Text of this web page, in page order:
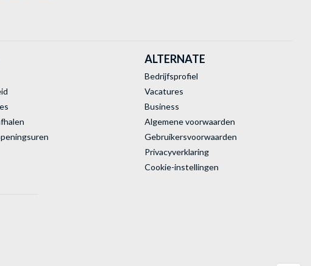
ALTERNATE
Bedrijfsprofiel
Vacatures
Business
Algemene voorwaarden
Gebruikersvoorwaarden
Privacyverklaring
Cookie-instellingen